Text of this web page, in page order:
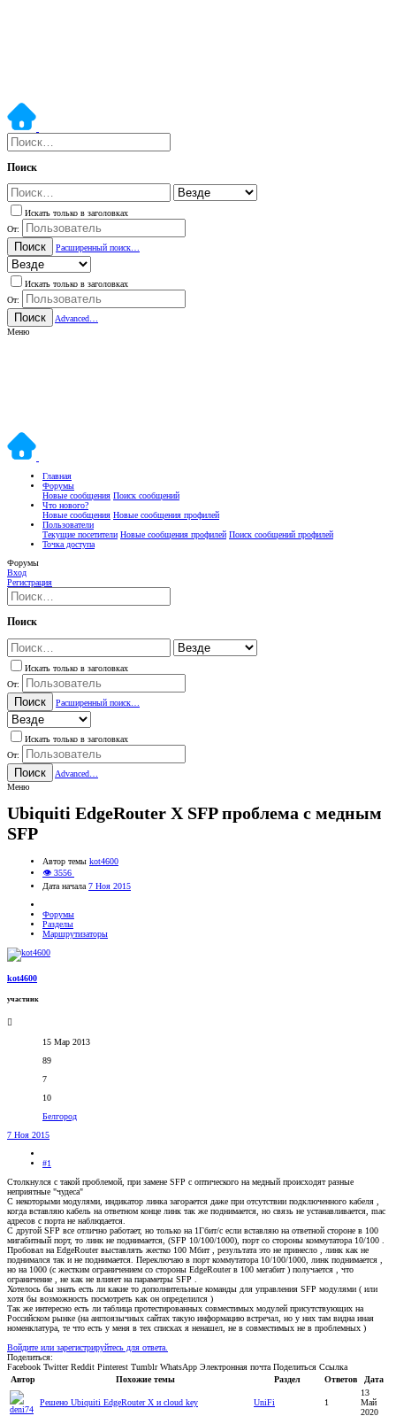
Поиск
Искать только в заголовках
От:
Поиск Расширенный поиск…
Искать только в заголовках
От:
Поиск
Advanced…
Меню
Главная
Форумы
Новые сообщения Поиск сообщений
Что нового?
Новые сообщения Новые сообщения профилей
Пользователи
Текущие посетители Новые сообщения профилей Поиск сообщений профилей
Точка доступа
Форумы
Вход
Регистрация
Поиск
Искать только в заголовках
От:
Поиск Расширенный поиск…
Искать только в заголовках
От:
Поиск
Advanced…
Меню
Ubiquiti EdgeRouter X SFP проблема с медным
SFP
Автор темы kot4600
👁 3556
Дата начала 7 Ноя 2015
Форумы
Разделы
Маршрутизаторы
kot4600
участник
15 Мар 2013
89
7
10
Белгород
7 Ноя 2015
#1
Столкнулся с такой проблемой, при замене SFP с оптического на медный происходят разные
неприятные "чудеса"
С некоторыми модулями, индикатор линка загорается даже при отсутствии подключенного кабеля ,
когда вставляю кабель на ответном конце линк так же поднимается, но связь не устанавливается, mac
адресов с порта не наблюдается.
С другой SFP все отлично работает, но только на 1Гбит/c если вставляю на ответной стороне в 100
мигабитный порт, то линк не поднимается, (SFP 10/100/1000), порт со стороны коммутатора 10/100 .
Пробовал на EdgeRouter выставлять жестко 100 Мбит , результата это не принесло , линк как не
поднимался так и не поднимается. Переключаю в порт коммутатора 10/100/1000, линк поднимается ,
но на 1000 (с жестким ограничением со стороны EdgeRouter в 100 мегабит ) получается , что
ограничение , не как не влияет на параметры SFP .
Хотелось бы знать есть ли какие то дополнительные команды для управления SFP модулями ( или
хотя бы возможность посмотреть как он определился )
Так же интересно есть ли таблица протестированных совместимых модулей присутствующих на
Российском рынке (на англоязычных сайтах такую информацию встречал, но у них там видна иная
номенклатура, те что есть у меня в тех списках я ненашел, не в совместимых не в проблемных )
Войдите или зарегистрируйтесь для ответа.
Поделиться:
Facebook Twitter Reddit Pinterest Tumblr WhatsApp Электронная почта Поделиться Ссылка
Автор
Похожие темы Раздел Ответов Дата
Решено Ubiquiti EdgeRouter X и cloud key UniFi 1
13
Май
2020